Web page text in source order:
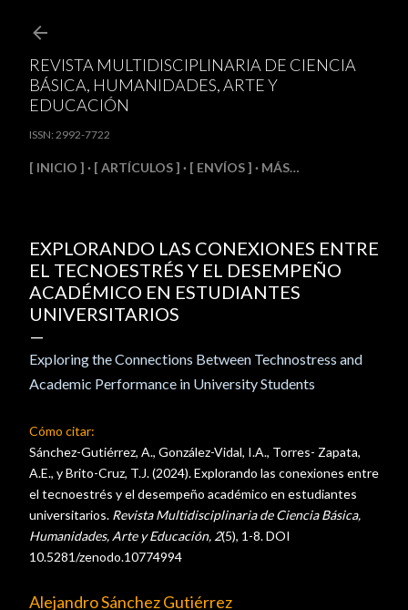
REVISTA MULTIDISCIPLINARIA DE CIENCIA
BÁSICA, HUMANIDADES, ARTE Y
EDUCACIÓN
ISSN: 2992-7722
[ INICIO ] [ ARTÍCULOS ] [ ENVÍOS ] MÁS…
EXPLORANDO LAS CONEXIONES ENTRE
EL TECNOESTRÉS Y EL DESEMPEÑO
ACADÉMICO EN ESTUDIANTES
UNIVERSITARIOS
Exploring the Connections Between Technostress and
Academic Performance in University Students
Cómo citar:
Sánchez-Gutiérrez, A., González-Vidal, I.A., Torres- Zapata,
A.E., y Brito-Cruz, T.J. (2024). Explorando las conexiones entre
el tecnoestrés y el desempeño académico en estudiantes
universitarios. RevistaMultidisciplinariade Ciencia Básica,
Humanidades, Arte y Educación, 2(5), 1-8. DOI
10.5281/zenodo.10774994
Alejandro Sánchez Gutiérrez